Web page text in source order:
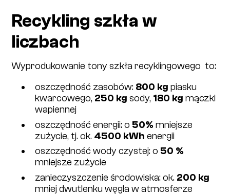
Recykling szkła w
liczbach
Wyprodukowanie​ tony szkła recyklingowego ​ to:
oszczędność zasobów: 800​ kg ​ piasku
kwarcowego, 250​ kg ​sody, 180​ kg ​ mączki
wapiennej
oszczędność energii: ​o 50% ​mniejsze
zużycie, tj. ok. 4500 kWh energii
oszczędność wody czystej:​​ o 50 %
mniejsze zużycie
zanieczyszczenie środowiska: ​ok​. 200 kg
mniej dwutlenku węgla w atmosferze